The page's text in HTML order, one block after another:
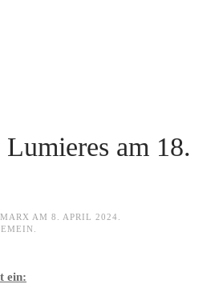
Lumieres am 18.
AM 8. APRIL 2024
ein: